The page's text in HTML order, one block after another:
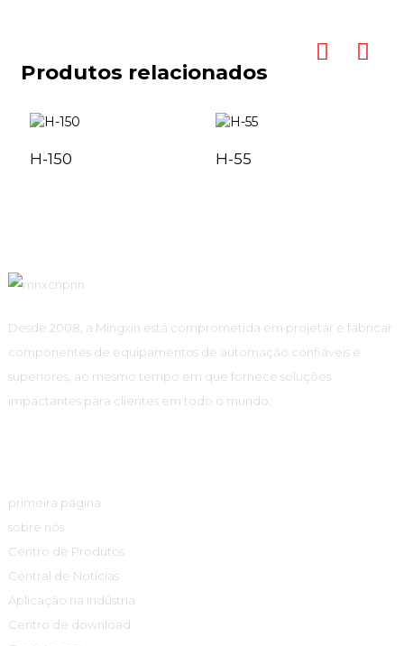
Produtos relacionados
H-150 H-55
Desde 2008, a Mingxin está comprometida em projetar e fabricar
componentes de equipamentos de automação confiáveis ​​e
superiores, ao mesmo tempo em que fornece soluções
impactantes para clientes em todo o mundo.
primeira página
sobre nós
Centro de Produtos
Central de Notícias
Aplicação na indústria
Centro de download